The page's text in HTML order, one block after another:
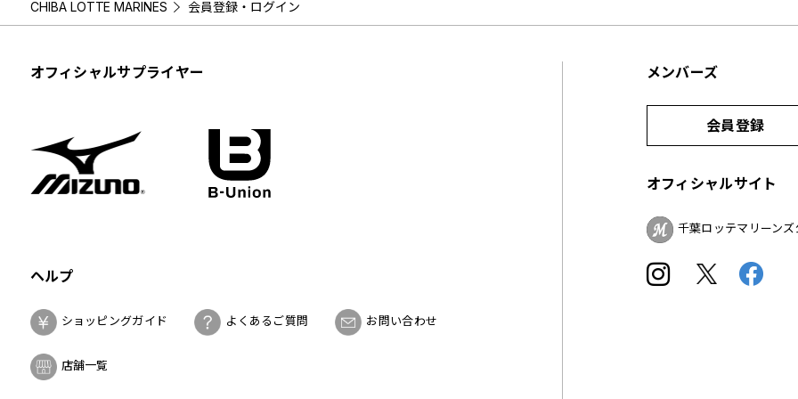
CHIBA LOTTE MARINES
会員登録・ログイン
オフィシャルサプライヤー
ヘルプ
ショッピングガイド よくあるご質問 お問い合わせ
店舗一覧
メンバーズ
会員登録
オフィシャルサイト
千葉ロッテマリーンズ